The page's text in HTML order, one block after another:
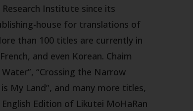
Institute since its
house for translations of
than 100 titles are currently in
and even Korean. Chaim
“Crossing the Narrow
My Land”, and many more titles,
Edition of Likutei MoHaRan.